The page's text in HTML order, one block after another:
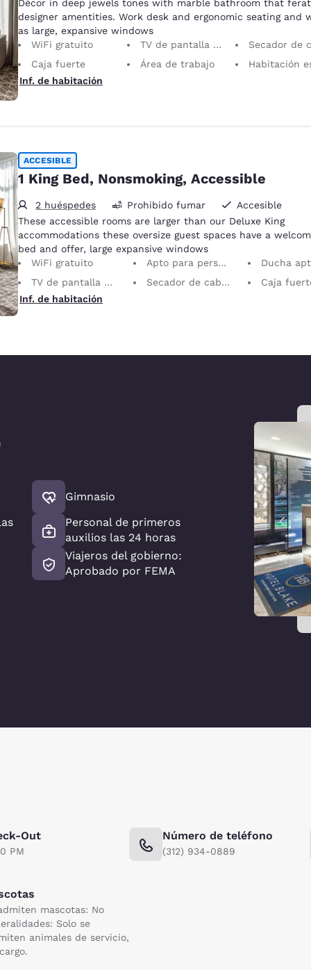
Décor in deep jewels tones with marble bathroom that
designer amentities. Work desk and ergonomic seating and
as large, expansive windows
WiFi gratuito
TV de pantalla plana
Secador de
Caja fuerte
Área de trabajo
Habitación
Inf. de habitación
ACCESIBLE
1 King Bed, Nonsmoking, Accessible
2 huéspedes Prohibido fumar
Accesible
These accessible rooms are larger than our Deluxe King
accommodations these oversize guest spaces have a
bed and offer, large expansive windows
WiFi gratuito
Apto para personas con discapacidades motrices
Ducha apta para
TV de pantalla plana
Secador de cabello
Caja
Inf. de habitación
Gimnasio
Personal de primeros
auxilios las 24 horas
Viajeros del gobierno:
Aprobado por FEMA
Out
PM
Número de teléfono
(312) 934-0889
mascotas: No
Solo se
animales de servicio,